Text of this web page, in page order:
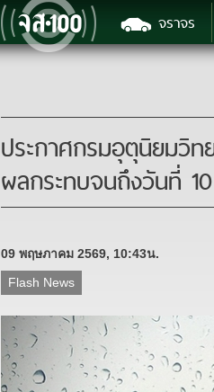
จราจร
ประกาศกรมอุตุนิยมวิท
ผลกระทบจนถึงวันที่
09 พฤษภาคม 2569, 10:43น.
Flash News